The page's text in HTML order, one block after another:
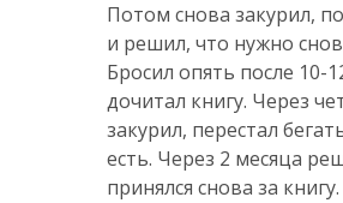
Потом снова закурил,
и решил, что нужно
Бросил опять после 10-
дочитал книгу. Через
закурил, перестал
есть. Через 2 месяца
принялся снова за книгу.